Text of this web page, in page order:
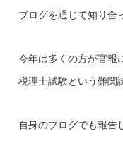
ブログを通じて知り合
今年は多くの方が官報
税理士試験という難関
自身のブログでも報告